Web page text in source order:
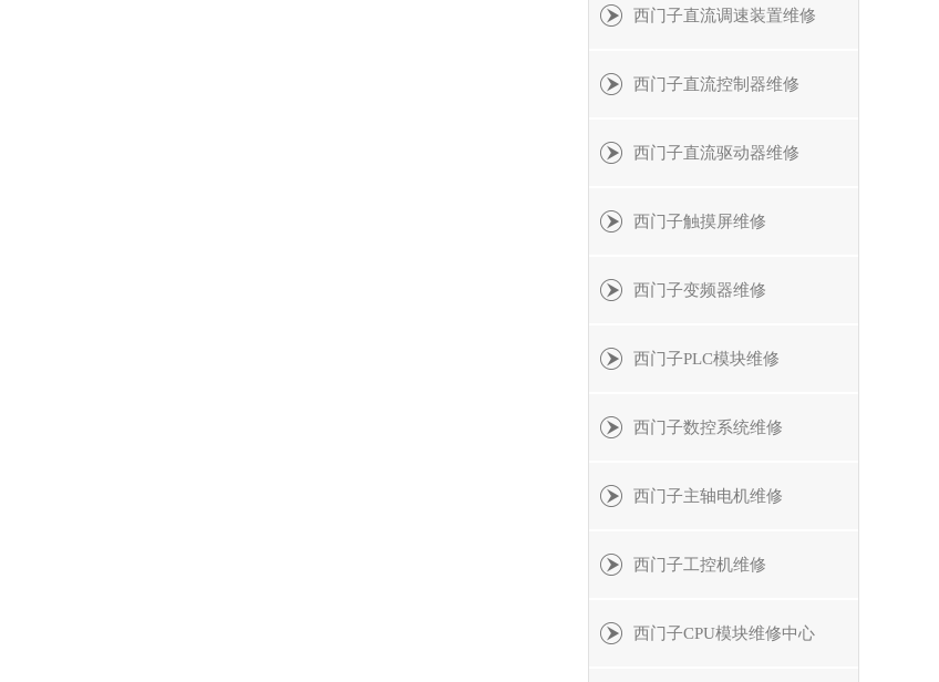
西门子直流调速装置维修
西门子直流控制器维修
西门子直流驱动器维修
西门子触摸屏维修
西门子变频器维修
西门子PLC模块维修
西门子数控系统维修
西门子主轴电机维修
西门子工控机维修
西门子CPU模块维修中心